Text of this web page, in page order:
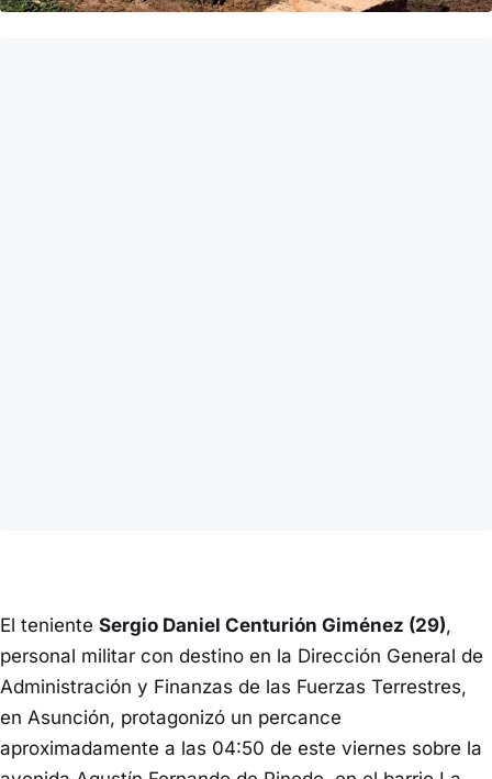
El teniente Sergio Daniel Centurión Giménez (29),
personal militar con destino en la Dirección General de
Administración y Finanzas de las Fuerzas Terrestres,
en Asunción, protagonizó un percance
aproximadamente a las 04:50 de este viernes sobre la